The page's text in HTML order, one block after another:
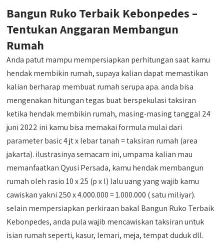
Bangun Ruko Terbaik Kebonpedes –
Tentukan Anggaran Membangun
Rumah
Anda patut mampu mempersiapkan perhitungan saat kamu
hendak membikin rumah, supaya kalian dapat memastikan
kalian berharap membuat rumah serupa apa. anda bisa
mengenakan hitungan tegas buat berspekulasi taksiran
ketika hendak membikin rumah, masing-masing tanggal 24
juni 2022 ini kamu bisa memakai formula mulai dari
parameter basic 4 jt x lebar tanah = taksiran rumah (area
jakarta). ilustrasinya semacam ini, umpama kalian mau
memanfaatkan Qyusi Persada, kamu hendak membangun
rumah oleh rasio 10 x 25 (p x l) lalu uang yang wajib kamu
cawiskan yakni 250 x 4.000.000 = 1.000.000 ( satu miliyar).
selain mempersiapkan perkiraan bakal Bangun Ruko Terbaik
Kebonpedes, anda pula wajib mencawiskan taksiran untuk
isian rumah seperti, kasur, lemari, meja, tempat duduk dll.